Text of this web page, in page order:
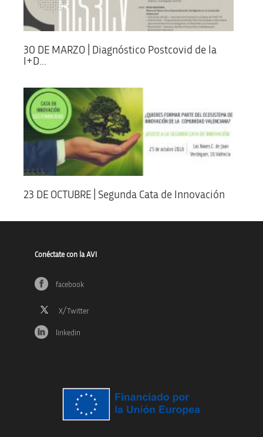
30 DE MARZO | Diagnóstico Postcovid de la
I+D...
23 DE OCTUBRE | Segunda Cata de Innovación
Conéctate con la AVI
facebook
linkedin